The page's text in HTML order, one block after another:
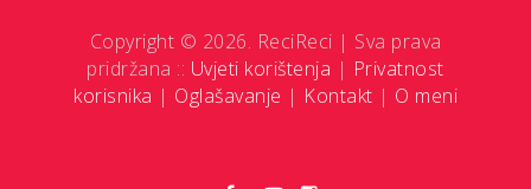
Copyright © 2026. ReciReci | Sva prava
pridržana :: Uvjeti korištenja | Privatnost
korisnika | Oglašavanje | Kontakt | O meni